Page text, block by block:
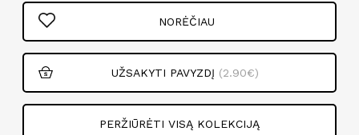
NORĖČIAU
UŽSAKYTI PAVYZDĮ (2.90€)
PERŽIŪRĖTI VISĄ KOLEKCIJĄ